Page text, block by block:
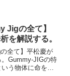
Jigの全て】
を解説する。
全て】平松慶が
Gummy-JIGの特
う物体に命を吹